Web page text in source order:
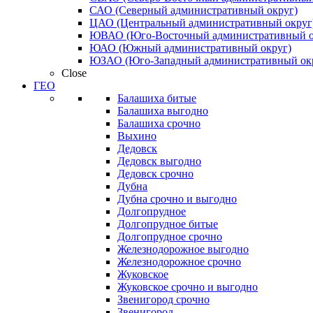
САО (Северный административный округ)
ЦАО (Центральный административный
ЮВАО (Юго-Восточный административный
ЮАО (Южный административный округ)
ЮЗАО (Юго-Западный административный
Close
ГЕО
Балашиха битые
Балашиха выгодно
Балашиха срочно
Выхино
Дедовск
Дедовск выгодно
Дедовск срочно
Дубна
Дубна срочно и выгодно
Долгопрудное
Долгопрудное битые
Долгопрудное срочно
Железнодорожное выгодно
Железнодорожное срочно
Жуковское
Жуковское срочно и выгодно
Звенигород срочно